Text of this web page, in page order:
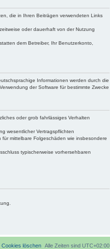
die in Ihren Beiträgen verwendeten Links
oder dauerhaft von der Nutzung
dem Betreiber, Ihr Benutzerkonto,
Informationen werden durch die
der Software für bestimmte Zwecke
oder grob fahrlässiges Verhalten
wesentlicher Vertragspflichten
mittelbare Folgeschäden wie insbesondere
typischerweise vorhersehbaren
Alle Zeiten sind UTC+02:00
Cookies löschen